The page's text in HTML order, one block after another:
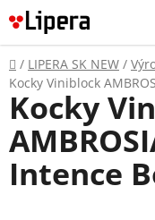
Prejsť
na
obsah
Domov
/ LIPERA SK NEW /
Kocky Viniblock
Kocky
Intence